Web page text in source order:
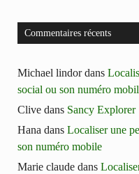
Commentaires récents
Michael lindordans
social ou son numéro
Clive dans Sancy Explorer
Hana dans Localiser une
son numéro mobile
Marie claude dans